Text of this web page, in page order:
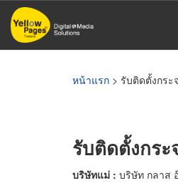
ข้าม
ไป
หน้าแรก > รับติดตั้งกร
รับติดตั้งกร
บริษัทแม่ : บริษัท กลาส